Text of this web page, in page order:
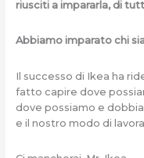
riusciti a impararla, di
Abbiamo imparato chi
Il successo di Ikea ha
fatto capire dove
dove possiamo e
e il nostro modo di